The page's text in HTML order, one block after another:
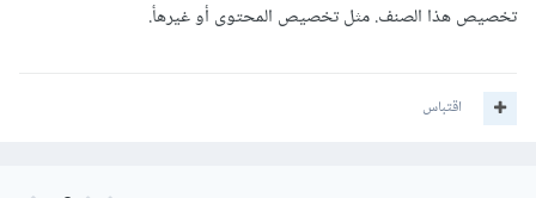
تخصيص هذا الصنف. مثل تخصيص المحتوى أو غيرهأ.
اقتباس